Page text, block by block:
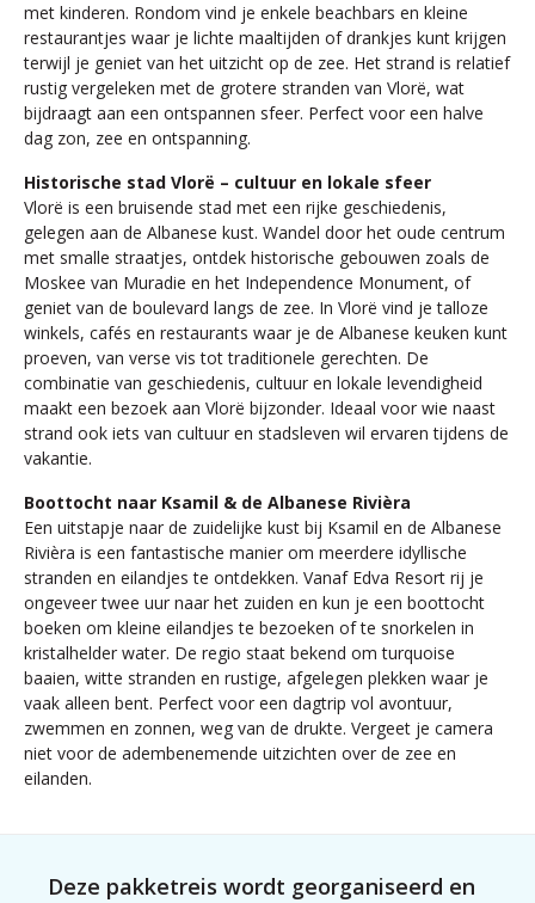
met kinderen. Rondom vind je enkele beachbars en kleine
restaurantjes waar je lichte maaltijden of drankjes kunt krijgen
terwijl je geniet van het uitzicht op de zee. Het strand is relatief
rustig vergeleken met de grotere stranden van Vlorë, wat
bijdraagt aan een ontspannen sfeer. Perfect voor een halve
dag zon, zee en ontspanning.
Historische stad Vlorë – cultuur en lokale sfeer
Vlorë is een bruisende stad met een rijke geschiedenis,
gelegen aan de Albanese kust. Wandel door het oude centrum
met smalle straatjes, ontdek historische gebouwen zoals de
Moskee van Muradie en het Independence Monument, of
geniet van de boulevard langs de zee. In Vlorë vind je talloze
winkels, cafés en restaurants waar je de Albanese keuken kunt
proeven, van verse vis tot traditionele gerechten. De
combinatie van geschiedenis, cultuur en lokale levendigheid
maakt een bezoek aan Vlorë bijzonder. Ideaal voor wie naast
strand ook iets van cultuur en stadsleven wil ervaren tijdens de
vakantie.
Boottocht naar Ksamil & de Albanese Rivièra
Een uitstapje naar de zuidelijke kust bij Ksamil en de Albanese
Rivièra is een fantastische manier om meerdere idyllische
stranden en eilandjes te ontdekken. Vanaf Edva Resort rij je
ongeveer twee uur naar het zuiden en kun je een boottocht
boeken om kleine eilandjes te bezoeken of te snorkelen in
kristalhelder water. De regio staat bekend om turquoise
baaien, witte stranden en rustige, afgelegen plekken waar je
vaak alleen bent. Perfect voor een dagtrip vol avontuur,
zwemmen en zonnen, weg van de drukte. Vergeet je camera
niet voor de adembenemende uitzichten over de zee en
eilanden.
Deze pakketreis wordt georganiseerd en